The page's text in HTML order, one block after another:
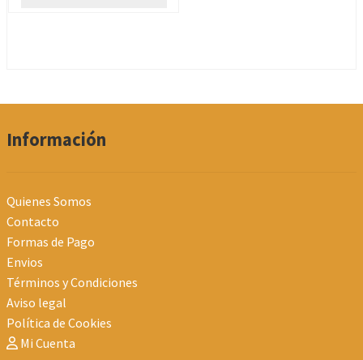
Información
Quienes Somos
Contacto
Formas de Pago
Envios
Términos y Condiciones
Aviso legal
Política de Cookies
Mi Cuenta